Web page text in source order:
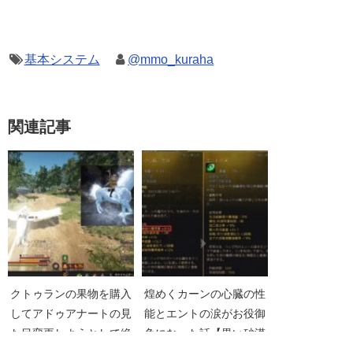
基本システム @mmo_kuraha
関連記事
クトゥランの果物を購入
してアドゥアナートの見
た目変更しようとして絶
煌めくカーンの心臓の性
能とエントの涙がお役御
免になった話【黒い砂漠